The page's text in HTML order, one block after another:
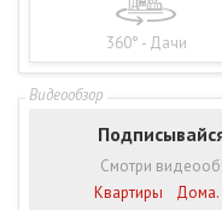
360° - Дачи
Смотри
Квартиры
Дома.